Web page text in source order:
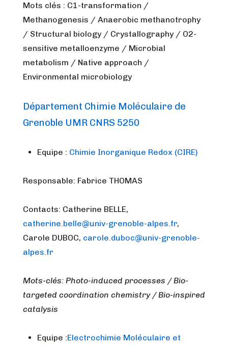
Mots clés : C1-transformation /
Methanogenesis / Anaerobic methanotrophy
/ Structural biology / Crystallography / O2-
sensitive metalloenzyme / Microbial
metabolism / Native approach /
Environmental microbiology
Département Chimie Moléculaire de
Grenoble UMR CNRS 5250
Equipe : Chimie Inorganique Redox (CIRE)
Responsable: Fabrice THOMAS
Contacts: Catherine BELLE,
catherine.belle@univ-grenoble-alpes.fr,
Carole DUBOC, carole.duboc@univ-grenoble-
alpes.fr
Mots-clés: Photo-induced processes / Bio-
targeted coordination chemistry / Bio-inspired
catalysis
Equipe :Electrochimie Moléculaire et